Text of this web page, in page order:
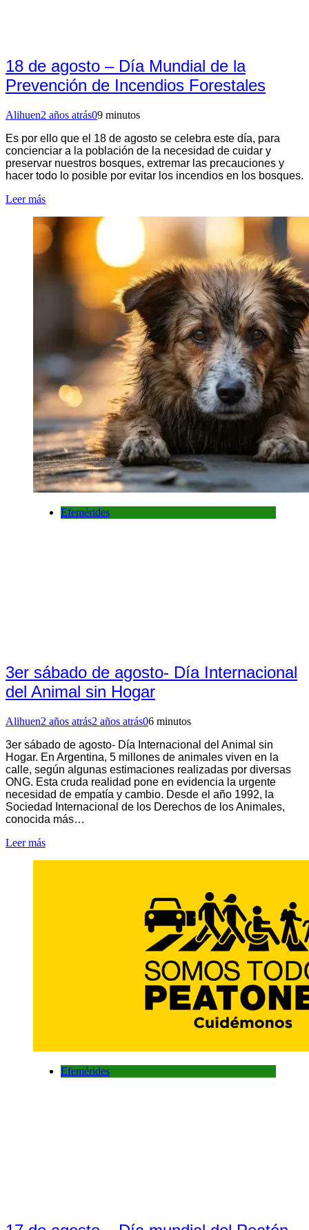
18 de agosto – Día Mundial de la
Prevención de Incendios Forestales
Alihuen2 años atrás09 minutos
Es por ello que el 18 de agosto se celebra este día, para
concienciar a la población de la necesidad de cuidar y
preservar nuestros bosques, extremar las precauciones y
hacer todo lo posible por evitar los incendios en los bosques.
Leer más
Efemérides
3er sábado de agosto- Día Internacional
del Animal sin Hogar
Alihuen2 años atrás2 años atrás06 minutos
3er sábado de agosto- Día Internacional del Animal sin
Hogar. En Argentina, 5 millones de animales viven en la
calle, según algunas estimaciones realizadas por diversas
ONG. Esta cruda realidad pone en evidencia la urgente
necesidad de empatía y cambio. Desde el año 1992, la
Sociedad Internacional de los Derechos de los Animales,
conocida más…
Leer más
Efemérides